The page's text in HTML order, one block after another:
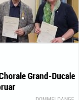
Grand-Ducale